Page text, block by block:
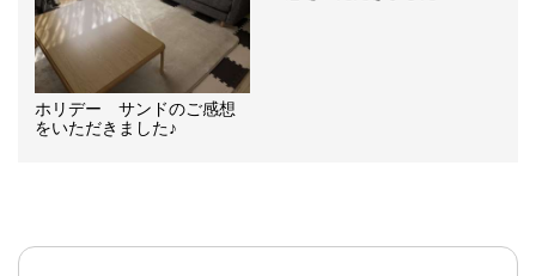
ホリデー サンドのご感想
をいただきました♪